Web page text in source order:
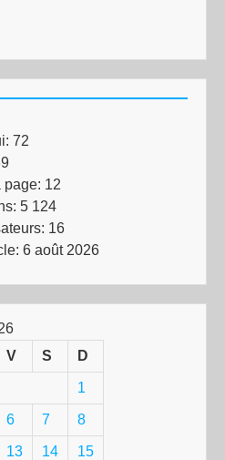
72
page: 12
5 124
16
6 août 2026
V S D
1
6 7 8
13 14 15